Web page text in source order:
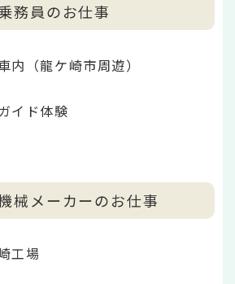
務員のお仕事
内（龍ケ崎市周遊）
イド体験
メーカーのお仕事
工場